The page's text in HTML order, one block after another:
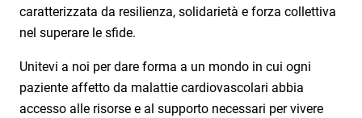
caratterizzata da resilienza, solidarietà e forza collettiva
nel superare le sfide.
Unitevi a noi per dare forma a un mondo in cui ogni
paziente affetto da malattie cardiovascolari abbia
accesso alle risorse e al supporto necessari per vivere